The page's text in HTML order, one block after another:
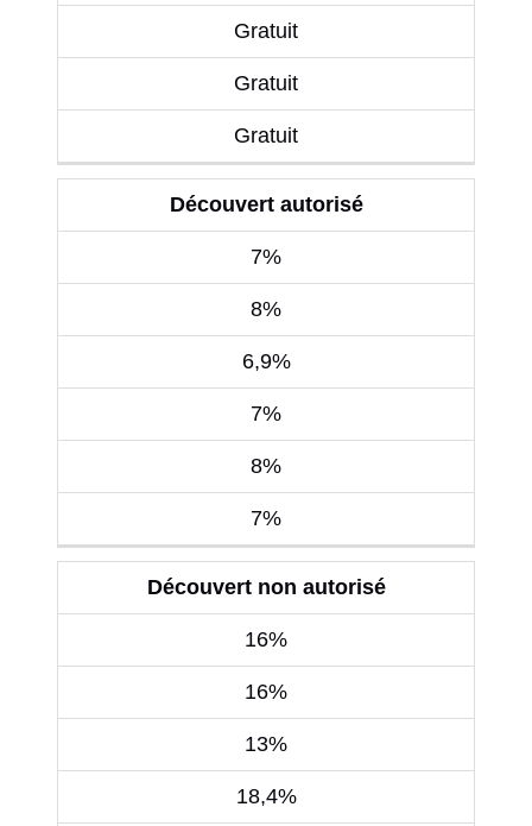
Gratuit
Gratuit
Gratuit
Découvert autorisé
7%
8%
6,9%
7%
8%
7%
Découvert non autorisé
16%
16%
13%
18,4%